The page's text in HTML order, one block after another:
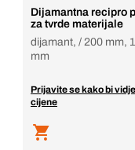
Dijamantna recipro
za tvrde materijale
dijamant, / 200 mm,
mm
Prijavite se kako bi
cijene